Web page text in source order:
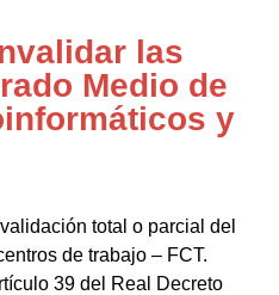
las
Medio de
y
total o parcial del
de trabajo – FCT.
39 del Real Decreto